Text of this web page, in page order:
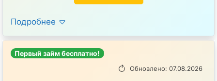
Подробнее
Первый займ бесплатно!
Обновлено: 07.08.2026